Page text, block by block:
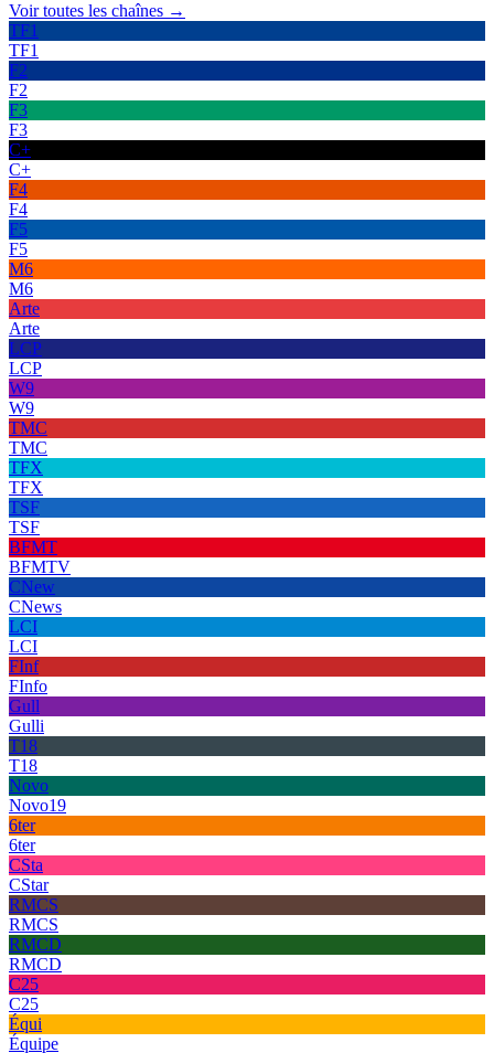
Voir toutes les chaînes →
TF1
TF1
F2
F2
F3
F3
C+
C+
F4
F4
F5
F5
M6
M6
Arte
Arte
LCP
LCP
W9
W9
TMC
TMC
TFX
TFX
TSF
TSF
BFMT
BFMTV
CNew
CNews
LCI
LCI
FInf
FInfo
Gull
Gulli
T18
T18
Novo
Novo19
6ter
6ter
CSta
CStar
RMCS
RMCS
RMCD
RMCD
C25
C25
Équi
Équipe